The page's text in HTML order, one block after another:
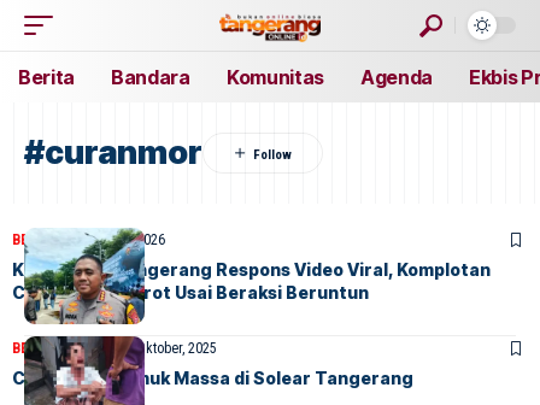
Berita Bandara Komunitas Agenda Ekbis
#curanmor
BERITA HOME1 Mei, 2026
Kapolresta Tangerang Respons Video Viral, Komplotan
Curanmor Disorot Usai Beraksi Beruntun
BERITAFEATURED 9 Oktober, 2025
Curanmor Diamuk Massa di Solear Tangerang